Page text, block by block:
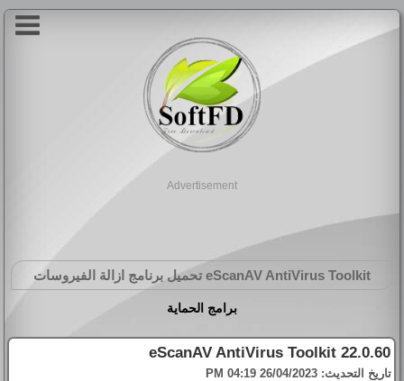
Advertisement
eScanAV AntiVirus Toolkit تحميل برنامج ازالة الفيروسات
برامج الحماية
eScanAV AntiVirus Toolkit 22.0.60
تاريخ التحديث: 26/04/2023 04:19 PM